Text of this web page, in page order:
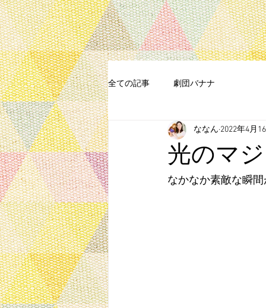
全ての記事 劇団バナナ
光のマ
ななん 2022年4月
なかなか素敵な瞬